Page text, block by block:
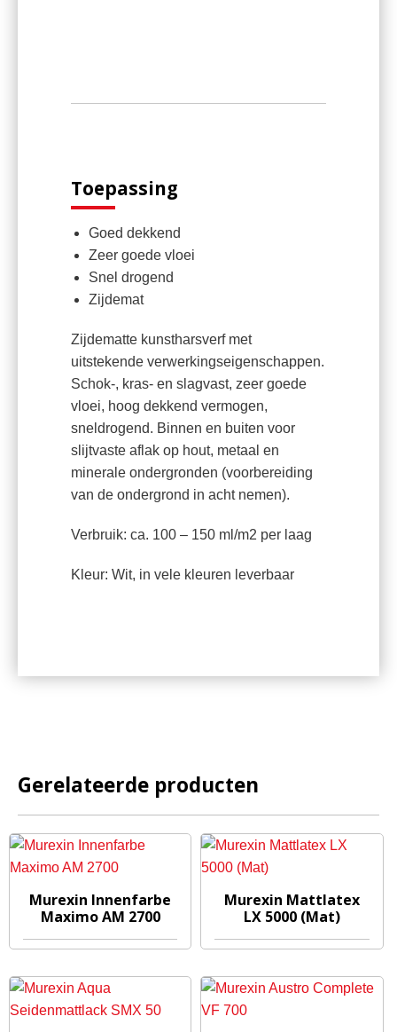
Toepassing
Goed dekkend
Zeer goede vloei
Snel drogend
Zijdemat
Zijdematte kunstharsverf met
uitstekende verwerkingseigenschappen.
Schok-, kras- en slagvast, zeer goede
vloei, hoog dekkend vermogen,
sneldrogend. Binnen en buiten voor
slijtvaste aflak op hout, metaal en
minerale ondergronden (voorbereiding
van de ondergrond in acht nemen).
Verbruik: ca. 100 – 150 ml/m2 per laag
Kleur: Wit, in vele kleuren leverbaar
Gerelateerde producten
Murexin Innenfarbe
Maximo AM 2700
Murexin Mattlatex
LX 5000 (Mat)